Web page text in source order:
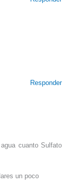
Responder
cuanto Sulfato
un poco